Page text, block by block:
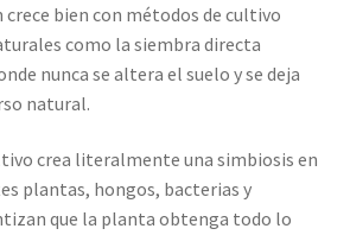
bien con métodos de cultivo
como la siembra directa
nunca se altera el suelo y se deja
natural.
crea literalmente una simbiosis en
plantas, hongos, bacterias y
que la planta obtenga todo lo